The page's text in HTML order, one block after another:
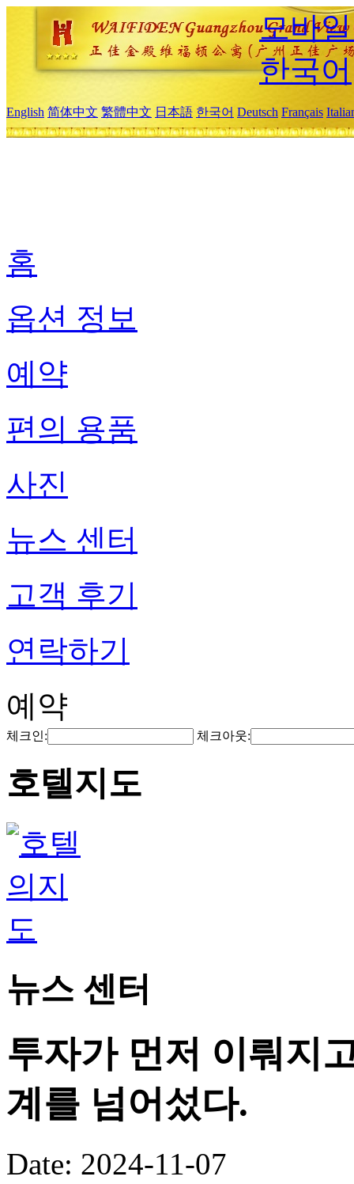
모바
한국어
English 简体中文 繁體中文 日本語 한국어 Deutsch Français
홈
옵션 정보
예약
편의 용품
사진
뉴스 센터
고객 후기
연락하기
예약
체크인: 체크아웃:
호텔지도
뉴스 센터
투자가 먼저 이뤄지
계를 넘어섰다.
Date: 2024-11-07